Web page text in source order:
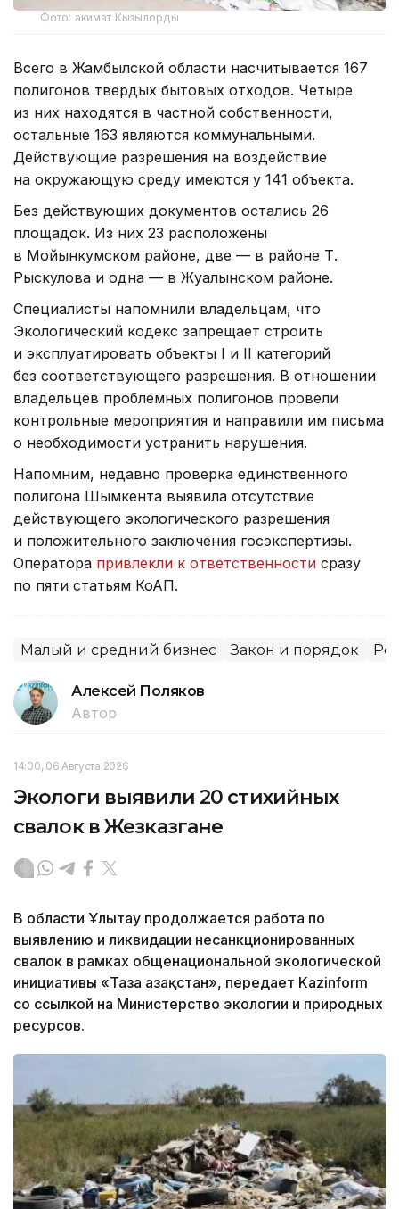
Фото: акимат Кызылорды
Всего в Жамбылской области насчитывается 167
полигонов твердых бытовых отходов. Четыре
из них находятся в частной собственности,
остальные 163 являются коммунальными.
Действующие разрешения на воздействие
на окружающую среду имеются у 141 объекта.
Без действующих документов остались 26
площадок. Из них 23 расположены
в Мойынкумском районе, две — в районе Т.
Рыскулова и одна — в Жуалынском районе.
Специалисты напомнили владельцам, что
Экологический кодекс запрещает строить
и эксплуатировать объекты I и II категорий
без соответствующего разрешения. В отношении
владельцев проблемных полигонов провели
контрольные мероприятия и направили им письма
о необходимости устранить нарушения.
Напомним, недавно проверка единственного
полигона Шымкента выявила отсутствие
действующего экологического разрешения
и положительного заключения госэкспертизы.
Оператора привлекли к ответственности сразу
по пяти статьям КоАП.
Малый и средний бизнес Закон и порядок
Алексей Поляков
Автор
14:00, 06 Августа 2026
Экологи выявили 20 стихийных
свалок в Жезказгане
В области Ұлытау продолжается работа по
выявлению и ликвидации несанкционированных
свалок в рамках общенациональной экологической
инициативы «Таза Қазақстан», передает Kazinform
со ссылкой на Министерство экологии и природных
ресурсов.